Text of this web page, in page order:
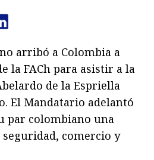
arribó a Colombia a
la FACh para asistir a la
de la Espriella
El Mandatario adelantó
par colombiano una
seguridad, comercio y